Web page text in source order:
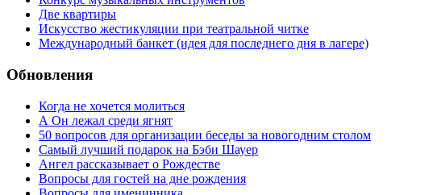
Две квартиры
Искусство жестикуляции при театральной читке
Международный банкет (идея для последнего дня в лагере)
Обновления
Когда не хочется молиться
А Он лежал среди ягнят
50 вопросов для организации беседы за новогодним столом
Самый лучший подарок на Бэби Шауер
Ангел рассказывает о Рождестве
Вопросы для гостей на дне рождения